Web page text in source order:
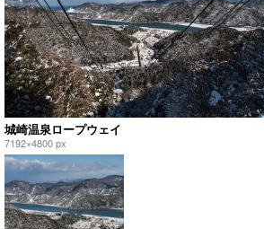
城崎温泉ロープウェイ
7192×4800 px